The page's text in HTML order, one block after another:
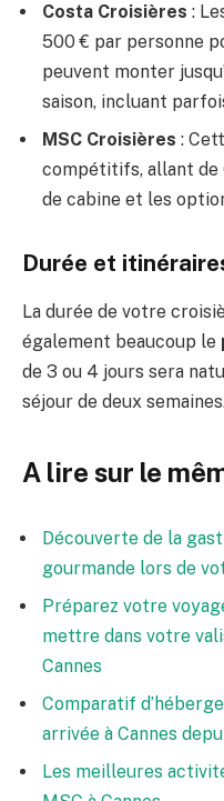
Costa Croisières :
500 € par personne
peuvent monter
saison, incluant
MSC Croisières :
compétitifs, allant de
de cabine et les
Durée et
La durée de votre
également beaucoup le
de 3 ou 4 jours sera
séjour de deux
A lire sur le
Découverte de la
gourmande lors de
Préparez votre
mettre dans votre
Cannes
Comparatif
arrivée à Cannes
Les meilleures